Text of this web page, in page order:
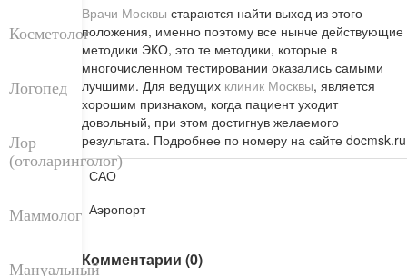
Врачи Москвы стараются найти выход из этого
положения, именно поэтому все нынче действующие
методики ЭКО, это те методики, которые в
многочисленном тестировании оказались самыми
лучшими. Для ведущих клиник Москвы, является
хорошим признаком, когда пациент уходит
довольный, при этом достигнув желаемого
результата. Подробнее по номеру на сайте docmsk.ru
САО
Аэропорт
Комментарии (0)
Косметолог
Логопед
Лор
(отоларинголог)
Маммолог
Мануальный